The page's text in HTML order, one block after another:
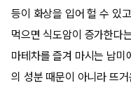
등이 화상을 입어 헐 수 있
먹으면 식도암이 증가한다
마테차를 즐겨 마시는 남
의 성분 때문이 아니라 뜨